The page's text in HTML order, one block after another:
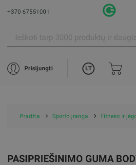
+370 67551001
Prisijungti LT
Pradžia Sporto įranga Fitneso ir
PASIPRIEŠINIMO GUMA